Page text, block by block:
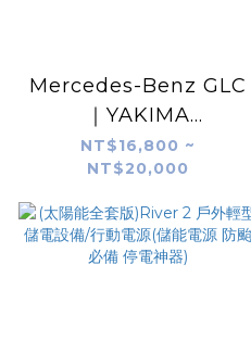
Mercedes-Benz GLC
｜YAKIMA
RoadShower 7G /
10G 加壓儲水器 淋浴水
箱 實裝案例｜unrv.台
灣專業安裝
NT$16,800 ~
NT$20,000